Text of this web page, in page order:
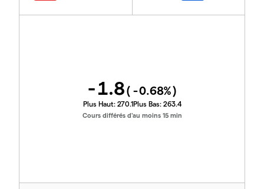
-1.8( -0.68%)
Plus Haut: 270.1Plus Bas: 263.4
Cours différés d'au moins 15 min